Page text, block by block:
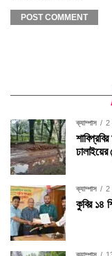
ক্যাম্পাস 2
ঢালাইয়ের
ক্যাম্পাস 2
কুবির ১৪